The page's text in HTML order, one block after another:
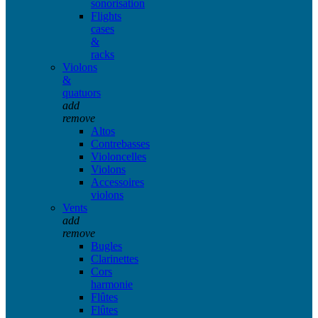
sonorisation
Flights
cases
&
racks
Violons
&
quatuors
add
remove
Altos
Contrebasses
Violoncelles
Violons
Accessoires
violons
Vents
add
remove
Bugles
Clarinettes
Cors
harmonie
Flûtes
Flûtes